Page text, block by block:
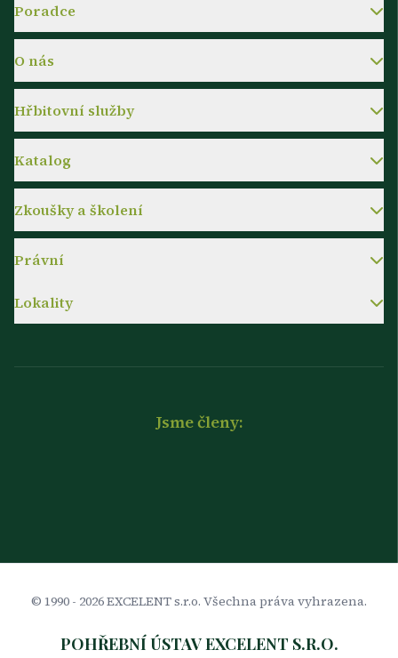
Poradce
O nás
Hřbitovní služby
Katalog
Zkoušky a školení
Právní
Lokality
Jsme členy:
© 1990 - 2026EXCELENT s.r.o. Všechna práva vyhrazena.
POHŘEBNÍ ÚSTAV EXCELENT S.R.O.